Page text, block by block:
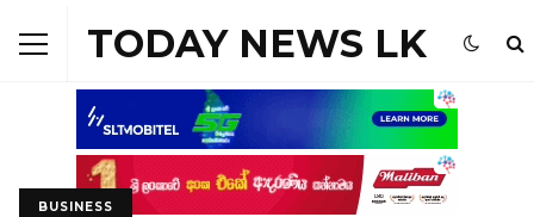
TODAY NEWS LK
BUSINESS